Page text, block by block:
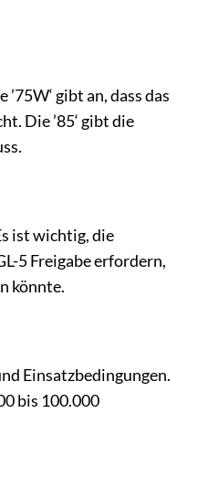
gibt an, dass das
Die ’85‘ gibt die
ist wichtig, die
5 Freigabe erfordern,
könnte.
Einsatzbedingungen.
bis 100.000